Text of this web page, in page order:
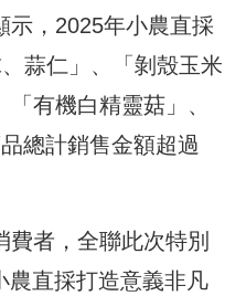
示，2025年小農直採
蒜仁」、「剝殼玉米
有機白精靈菇」、
總計銷售金額超過
者，全聯此次特別
農直採打造意義非凡